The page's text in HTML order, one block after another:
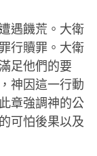
遇饑荒。大衛
行贖罪。大衛
足他們的要
神因這一行動
章強調神的公
可怕後果以及